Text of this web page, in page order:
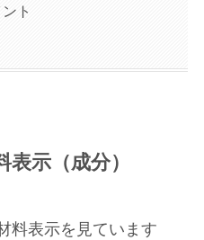
ト
示（成分）
料表示を見ています